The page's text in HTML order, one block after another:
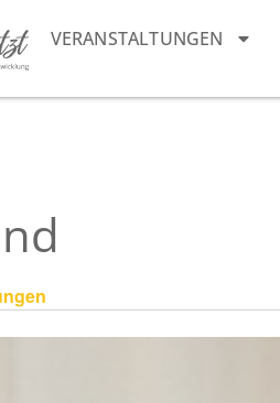
VERANSTALTUNGEN